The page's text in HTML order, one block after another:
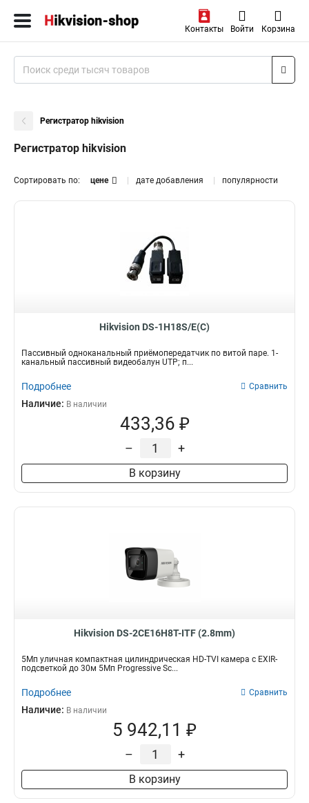
Контакты Войти Корзина
Регистратор hikvision
Регистратор hikvision
Сортировать по: цене дате добавления популярности
Hikvision DS-1H18S/E(C)
Пассивный одноканальный приёмопередатчик по витой паре. 1-
канальный пассивный видеобалун UTP; п...
Подробнее Сравнить
Наличие: В наличии
433,36 ₽
– +
В корзину
Hikvision DS-2CE16H8T-ITF (2.8mm)
5Мп уличная компактная цилиндрическая HD-TVI камера с EXIR-
подсветкой до 30м 5Мп Progressive Sc...
Подробнее Сравнить
Наличие: В наличии
5 942,11 ₽
– +
В корзину